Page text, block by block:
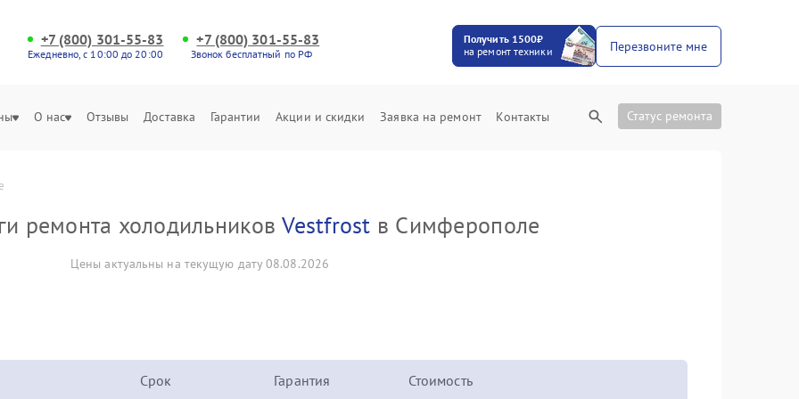
+7 (800) 301-55-83
Ежедневно, с 10:00 до 20:00
+7 (800) 301-55-83
Звонок бесплатный по РФ
Получить 1500₽
на ремонт техники
Перезвоните мне
О нас Отзывы Доставка Гарантии Акции и скидки Заявка на ремонт Контакты Статус ремонта
ремонта холодильниковVestfrost в Симферополе
Цены актуальны на текущую дату 08.08.2026
Срок Гарантия Стоимость